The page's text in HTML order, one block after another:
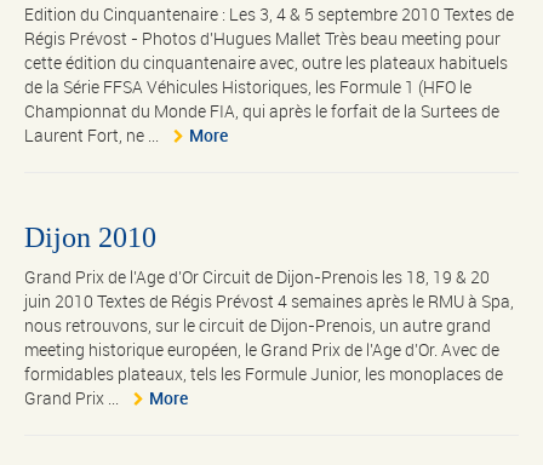
Edition du Cinquantenaire : Les 3, 4 & 5 septembre 2010 Textes de
Régis Prévost - Photos d’Hugues Mallet Très beau meeting pour
cette édition du cinquantenaire avec, outre les plateaux habituels
de la Série FFSA Véhicules Historiques, les Formule 1 (HFO le
Championnat du Monde FIA, qui après le forfait de la Surtees de
Laurent Fort, ne ...
More
Dijon 2010
Grand Prix de l’Age d’Or Circuit de Dijon-Prenois les 18, 19 & 20
juin 2010 Textes de Régis Prévost 4 semaines après le RMU à Spa,
nous retrouvons, sur le circuit de Dijon-Prenois, un autre grand
meeting historique européen, le Grand Prix de l’Age d’Or. Avec de
formidables plateaux, tels les Formule Junior, les monoplaces de
Grand Prix ...
More